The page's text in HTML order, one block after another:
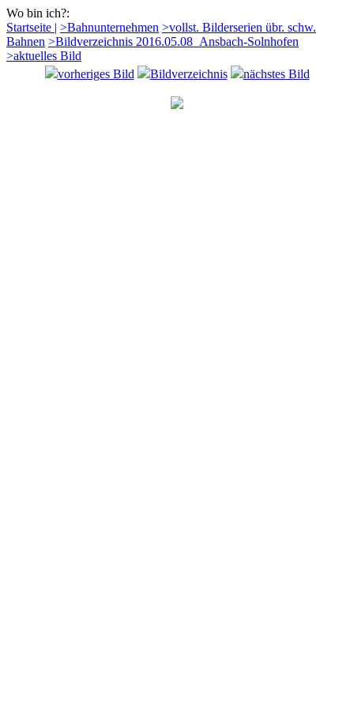
Wo bin ich?:
Startseite | >Bahnunternehmen >vollst. Bilderserien übr. schw.
Bahnen >Bildverzeichnis 2016.05.08_Ansbach-Solnhofen
>aktuelles Bild
vorheriges Bild
Bildverzeichnis nächstes Bild